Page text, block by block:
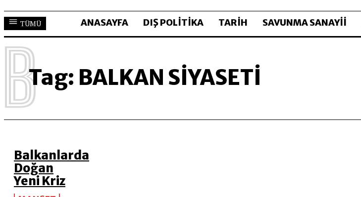
TÜMÜ ANASAYFA DIŞ POLİTİKA TARİH SAVUNMA SANAYİİ
Tag: BALKAN SIYASETI
B
Balkanlarda
Doğan
Yeni Kriz